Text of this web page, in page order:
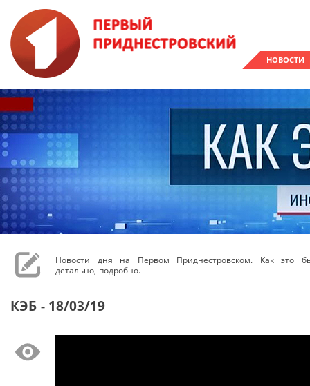
НОВОСТИ
Новости дня на Первом Приднестровском. Как это
детально, подробно.
КЭБ - 18/03/19